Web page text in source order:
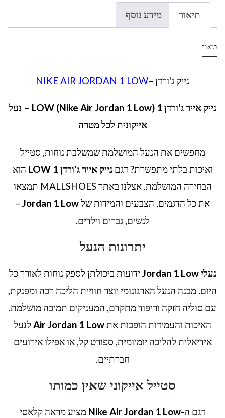
תיאור מידע נוסף
תיאור
נייק ג'ורדן –NIKE AIR JORDAN 1 LOW
נייק אייר ג'ורדן 1 LOW (Nike Air Jordan 1 Low) – נעל
אייקונית לכל מטרה
מחפשים את הנעל המושלמת שמשלבת נוחות, סטייל
ואיכות בלתי מתפשרת? דגם נייק אייר ג'ורדן 1 LOW
הוא
הבחירה המושלמת. אצלנו באתר MALLSHOES תמצאו
את כל הדגמים, הצבעים והמידות שלJordan 1 Low
–
לנשים, גברים וילדים.
יתרונות הנעל
נעלי Jordan 1 Low
ידועות ביכולתן לספק נוחות לאורך כל
היום. מבנה הנעל הארגונומי יוצר חוויית הליכה רכה ומפנקת,
עם סוליה חזקה וריפוד מתקדם, המעניקים תמיכה מושלמת.
האיכות והעמידות הופכות אתAir Jordan 1 Low לנעל
אידיאלית להליכה יומיומית, ספורט קל, או אפילו אירועים
חברתיים.
סטייל אייקוני שאין כמותו
דגם ה-Nike Air Jordan 1 Low מציע מראה קלאסי